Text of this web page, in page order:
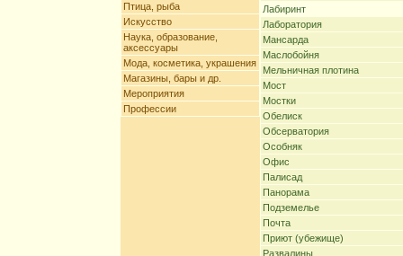
Птица, рыба
Искусство
Наука, образование,
аксессуары
Мода, косметика, украшения
Магазины, бары и др.
Мероприятия
Профессии
Лабиринт
Лаборатория
Мансарда
Маслобойня
Мельничная плотина
Мост
Мостки
Обелиск
Обсерватория
Особняк
Офис
Палисад
Панорама
Подземелье
Почта
Приют (убежище)
Развалины